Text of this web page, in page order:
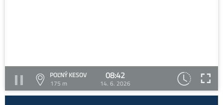
POĽNÝ KESOV
175 m
08:42
14. 6. 2026